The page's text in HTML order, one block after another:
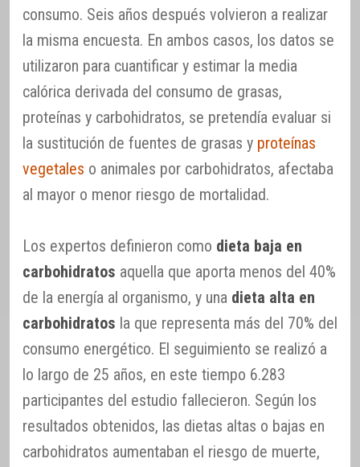
consumo. Seis años después volvieron a realizar
la misma encuesta. En ambos casos, los datos se
utilizaron para cuantificar y estimar la media
calórica derivada del consumo de grasas,
proteínas y carbohidratos, se pretendía evaluar si
la sustitución de fuentes de grasas y proteínas
vegetales o animales por carbohidratos, afectaba
al mayor o menor riesgo de mortalidad.
Los expertos definieron como dieta baja en
carbohidratos aquella que aporta menos del 40%
de la energía al organismo, y una dieta alta en
carbohidratos la que representa más del 70% del
consumo energético. El seguimiento se realizó a
lo largo de 25 años, en este tiempo 6.283
participantes del estudio fallecieron. Según los
resultados obtenidos, las dietas altas o bajas en
carbohidratos aumentaban el riesgo de muerte,